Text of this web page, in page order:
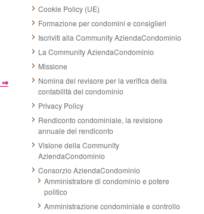
⇒
Cookie Policy (UE)
Formazione per condomini e consiglieri
Iscriviti alla Community AziendaCondominio
La Community AziendaCondominio
Missione
Nomina del revisore per la verifica della
contabilità del condominio
Privacy Policy
Rendiconto condominiale, la revisione
annuale del rendiconto
Visione della Community
AziendaCondominio
Consorzio AziendaCondominio
Amministratore di condominio e potere
politico
Amministrazione condominiale e controllo